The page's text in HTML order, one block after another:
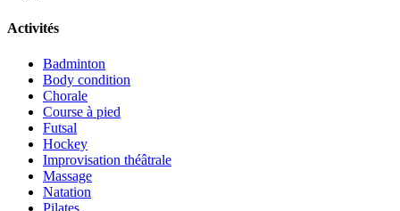
Activités
Badminton
Body condition
Chorale
Course à pied
Futsal
Hockey
Improvisation théâtrale
Massage
Natation
Pilates